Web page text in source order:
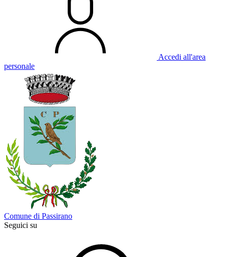
Accedi all'area
personale
Comune di Passirano
Seguici su